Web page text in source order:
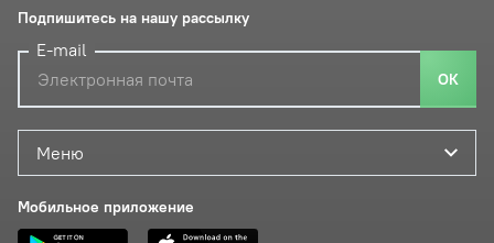
Меню
Мобильное приложение
Подпишитесь на нашу рассылку
E-mail
ОК